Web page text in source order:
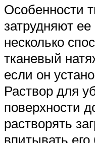
Особенности
затрудняют ее
несколько
тканевый
если он
Раствор для
поверхности
растворять
впитывать его